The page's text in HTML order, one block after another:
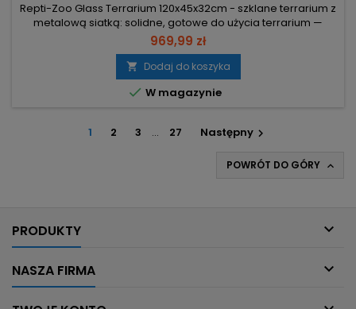
Repti-Zoo Glass Terrarium 120x45x32cm - szklane terrarium z
metalową siatką: solidne, gotowe do użycia terrarium —
proste składanie i bezpieczny transport kurierski. 120×45×32
cm — optymalna przestrzeń; maks. zalanie 6 cm —
możliwość utrzymania wilgotnego środowiska bez
przecieków. Duże przednie drzwi i stalowa pokrywa z
zamkami — szybki dostęp i...
969,99 zł
 Dodaj do koszyka
 W magazynie
1 2 3 … 27 Następny 
POWRÓT DO GÓRY 
PRODUKTY 
NASZA FIRMA 